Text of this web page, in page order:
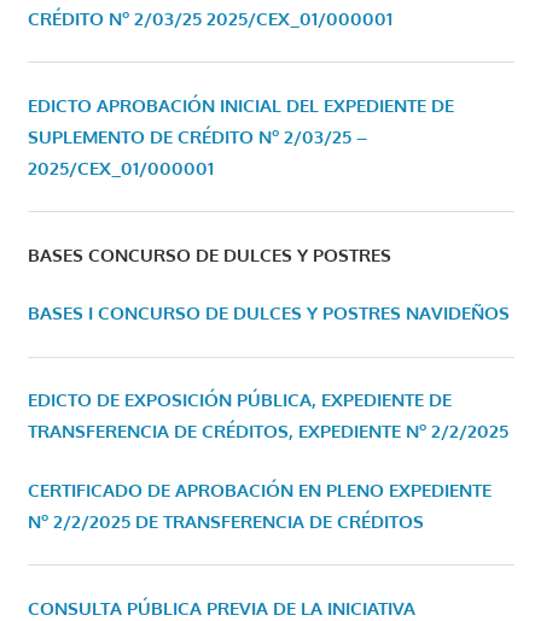
CRÉDITO Nº 2/03/25 2025/CEX_01/000001
EDICTO APROBACIÓN INICIAL DEL EXPEDIENTE DE
SUPLEMENTO DE CRÉDITO Nº 2/03/25 –
2025/CEX_01/000001
BASES CONCURSO DE DULCES Y POSTRES
BASES I CONCURSO DE DULCES Y POSTRES NAVIDEÑOS
EDICTO DE EXPOSICIÓN PÚBLICA, EXPEDIENTE DE
TRANSFERENCIA DE CRÉDITOS, EXPEDIENTE Nº 2/2/2025
CERTIFICADO DE APROBACIÓN EN PLENO EXPEDIENTE
Nº 2/2/2025 DE TRANSFERENCIA DE CRÉDITOS
CONSULTA PÚBLICA PREVIA DE LA INICIATIVA